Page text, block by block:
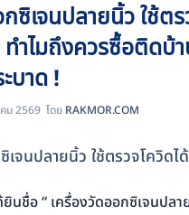
ซิเจนปลายนิ้ว ใช้ตร
ำไมถึงควรซื้อติดบ้า
บาด !
ม 2569 RAKMOR.COM
นชื่อ “ เครื่องวัดออกซิเจนปลา